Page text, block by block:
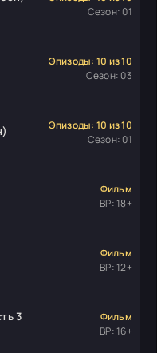
Сезон: 01
Эпизоды: 10 из 10
Сезон: 03
Эпизоды: 10 из 10
Сезон: 01
Фильм
ВР: 18+
Фильм
ВР: 12+
3
Фильм
ВР: 16+